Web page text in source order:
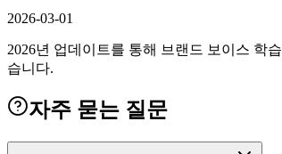
2026-03-01
2026년 업데이트를 통해 브랜드 보이스 학
습니다.
자주 묻는 질문